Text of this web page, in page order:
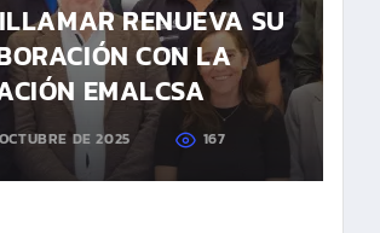
RENUEVA SU
CON LA
EMALCSA
DE 2025 167